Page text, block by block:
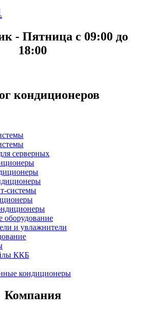
- Пятница с 09:00 до
18:00
кондиционеров
серверных
системы
оборудование
и увлажнители
ККБ
кондиционеры
Компания